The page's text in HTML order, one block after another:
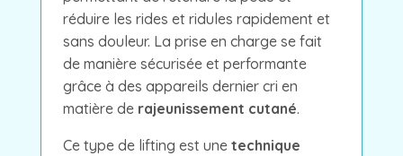
réduire les rides et ridules rapidement et
sans douleur. La prise en charge se fait
de manière sécurisée et performante
grâce à des appareils dernier cri en
matière de rajeunissement cutané.
Ce type de lifting est une technique